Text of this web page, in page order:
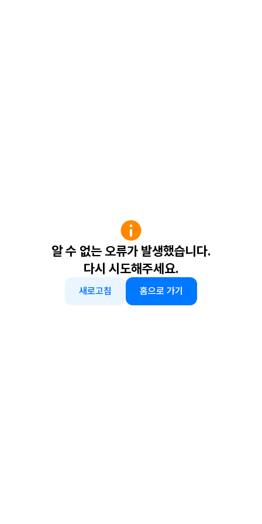
알 수 없는 오류가 발생했습니다.
다시 시도해주세요.
새로고침 홈으로 가기